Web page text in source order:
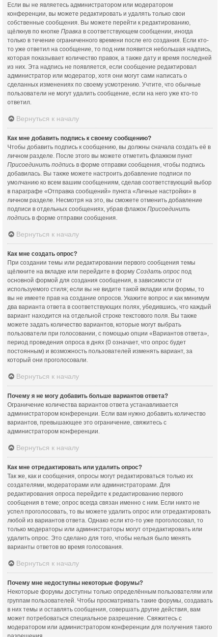
Если вы не являетесь администратором или модератором
конференции, вы можете редактировать и удалять только свои
собственные сообщения. Вы можете перейти к редактированию,
щёлкнув по кнопке Правка в соответствующем сообщении, иногда
только в течение ограниченного времени после его создания. Если кто-
то уже ответил на сообщение, то под ним появится небольшая надпись,
которая показывает количество правок, а также дату и время последней
из них. Эта надпись не появляется, если сообщение редактировал
администратор или модератор, хотя они могут сами написать о
сделанных изменениях по своему усмотрению. Учтите, что обычные
пользователи не могут удалить сообщение, если на него уже кто-то
ответил.
Вернуться к началу
Как мне добавить подпись к своему сообщению?
Чтобы добавить подпись к сообщению, вы должны сначала создать её в
личном разделе. После этого вы можете отметить флажком пункт
Присоединить подпись в форме отправки сообщения, чтобы подпись
добавилась. Вы также можете настроить добавление подписи по
умолчанию ко всем вашим сообщениям, сделав соответствующий выбор
в параграфе «Отправка сообщений» пункта «Личные настройки» в
личном разделе. Несмотря на это, вы сможете отменить добавление
подписи в отдельных сообщениях, убрав флажок Присоединить
подпись в форме отправки сообщения.
Вернуться к началу
Как мне создать опрос?
При создании темы или редактировании первого сообщения темы
щёлкните на вкладке или перейдите в форму Создать опрос под
основной формой для создания сообщения, в зависимости от
используемого стиля; если вы не видите такой вкладки или формы, то
вы не имеете прав на создание опросов. Укажите вопрос и как минимум
два варианта ответа в соответствующих полях, убедившись, что каждый
вариант находится на отдельной строке текстового поля. Вы также
можете задать количество вариантов, которые могут выбрать
пользователи при голосовании, с помощью опции «Вариантов ответа»,
период проведения опроса в днях (0 означает, что опрос будет
постоянным) и возможность пользователей изменять вариант, за
который они проголосовали.
Вернуться к началу
Почему я не могу добавить больше вариантов ответа?
Ограничение количества вариантов ответа устанавливается
администратором конференции. Если вам нужно добавить количество
вариантов, превышающее это ограничение, свяжитесь с
администратором конференции.
Вернуться к началу
Как мне отредактировать или удалить опрос?
Так же, как и сообщения, опросы могут редактироваться только их
создателями, модераторами или администраторами. Для
редактирования опроса перейдите к редактированию первого
сообщения в теме; опрос всегда связан именно с ним. Если никто не
успел проголосовать, то вы можете удалить опрос или отредактировать
любой из вариантов ответа. Однако если кто-то уже проголосовал, то
только модераторы или администраторы могут отредактировать или
удалить опрос. Это сделано для того, чтобы нельзя было менять
варианты ответов во время голосования.
Вернуться к началу
Почему мне недоступны некоторые форумы?
Некоторые форумы доступны только определённым пользователям или
группам пользователей. Чтобы просматривать такие форумы, создавать
в них темы и оставлять сообщения, совершать другие действия, вам
может потребоваться специальное разрешение. Свяжитесь с
модератором или администратором конференции для получения такого